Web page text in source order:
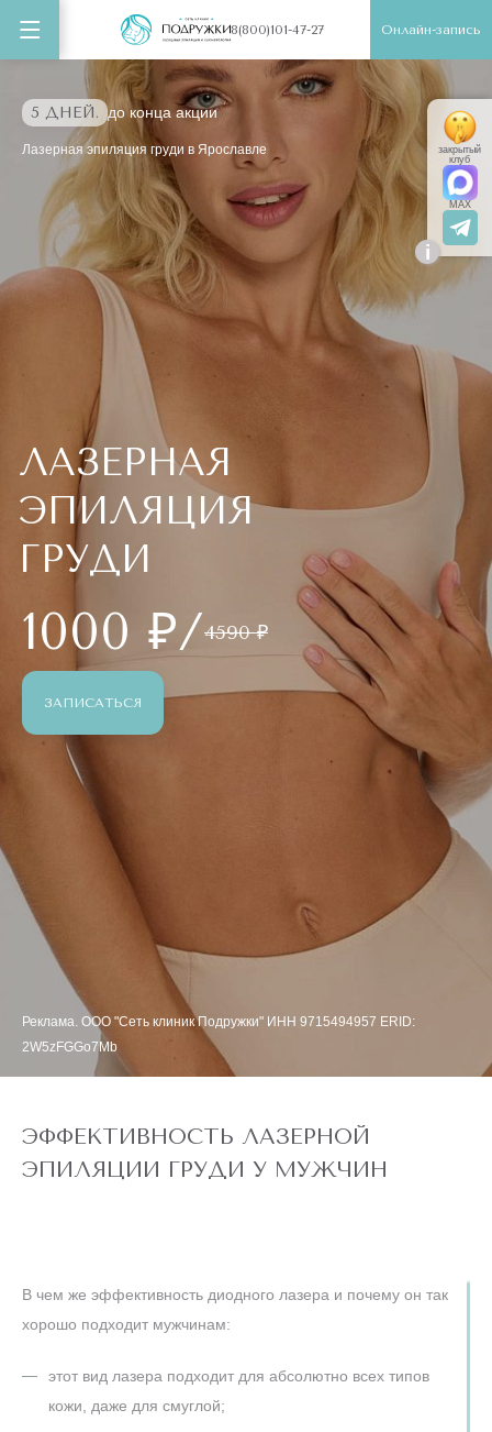
8(800)101-47-27 Онлайн-запись
5 ДНЕЙ. до конца акции
Лазерная эпиляция груди в Ярославле
ЛАЗЕРНАЯ
ЭПИЛЯЦИЯ
ГРУДИ
1000 ₽/4590 ₽
ЗАПИСАТЬСЯ
Реклама. ООО "Сеть клиник Подружки" ИНН 9715494957 ERID:
2W5zFGGo7Mb
ЭФФЕКТИВНОСТЬ ЛАЗЕРНОЙ
ЭПИЛЯЦИИ ГРУДИ У МУЖЧИН
В чем же эффективность диодного лазера и почему он так
хорошо подходит мужчинам:
этот вид лазера подходит для абсолютно всех типов
кожи, даже для смуглой;
i
закрытый
клуб
MAX